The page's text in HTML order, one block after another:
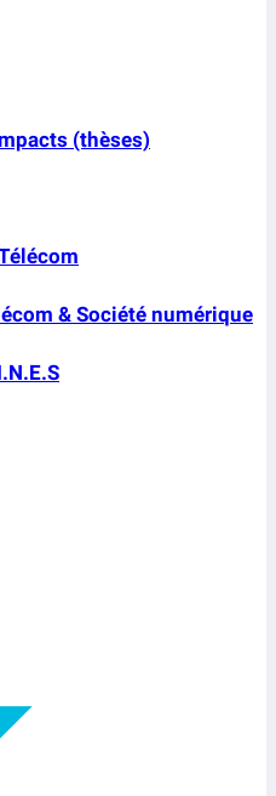
(thèses)
& Société numérique